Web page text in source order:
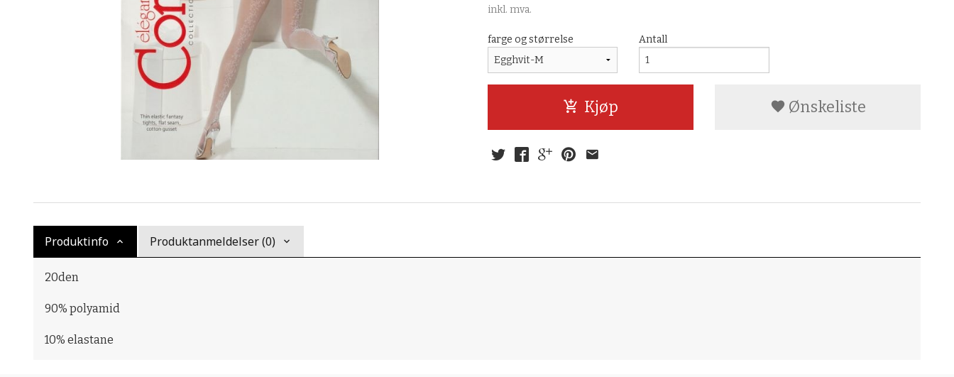
inkl. mva.
farge og størrelse Antall
Kjøp Ønskeliste
Produktinfo Produktanmeldelser (0)
20den
90% polyamid
10% elastane